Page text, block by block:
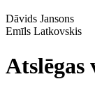
Dāvids Jansons
Emīls Latkovskis
Atslēgas